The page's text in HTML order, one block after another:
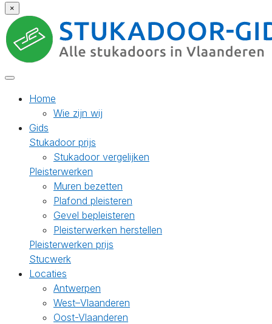
×
Home
Wie zijn wij
Gids
Stukadoor prijs
Stukadoor vergelijken
Pleisterwerken
Muren bezetten
Plafond pleisteren
Gevel bepleisteren
Pleisterwerken herstellen
Pleisterwerken prijs
Stucwerk
Locaties
Antwerpen
West–Vlaanderen
Oost-Vlaanderen